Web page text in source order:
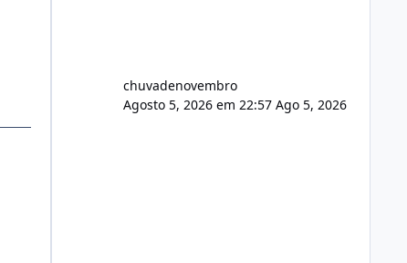
chuvadenovembro
Agosto 5, 2026 em 22:57 Ago 5, 2026